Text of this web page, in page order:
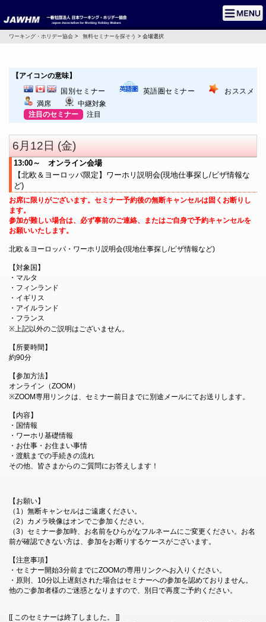
ワーキング・ホリデー協会 > 無料セミナーを探そう > 会場選択
【アイコンの意味】
国別セミナー
英語圏セミナー
おススメ
満席
中継対象
注目のセミナー
注目
6月12日 (金)
13:00～ オンライン会場
【北欧＆ヨーロッパ限定】ワーホリ説明会(現地仕事探し/ビザ情報な
ど)
お席に限りがございます。セミナー予約後の無断キャンセルは固くお断りし
ます。
参加が難しい場合は、必ず事前のご連絡、またはご自身で予約キャンセルを
お願いいたします。
北欧＆ヨーロッパ・ワーホリ説明会(現地仕事探し/ビザ情報など)
【対象国】
・マルタ
・フィンランド
・イギリス
・アイルランド
・フランス
※上記以外のご説明はございません。
【所要時間】
約90分
【参加方法】
オンライン（ZOOM）
※ZOOM専用リンクは、セミナー前日までに別途メールにてお送りします。
【内容】
・国情報
・ワーホリ基礎情報
・お仕事・お住まい事情
・渡航までの手続きの流れ
その他、皆さまからのご質問にお答えします！
【お願い】
（1）無断キャンセルはご遠慮ください。
（2）カメラ映像はオンでご参加ください。
（3）セミナー参加時、お名前をひらがなフルネームにご変更ください。お名
前が確認できない方は、参加をお断りするケースがございます。
【注意事項】
・セミナー開始3分前までにZOOMの専用リンクへお入りください。
・原則、10分以上遅刻された場合はセミナーへの参加を認めておりません。
他のご参加者様のご迷惑となりますので、別日で再度ご予約ください。
[[ このセミナーは終了しました。 ]]